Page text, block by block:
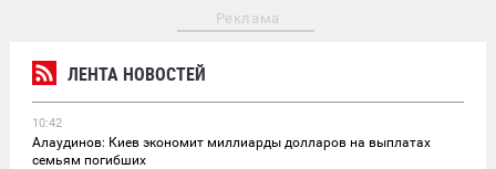
Реклама
ЛЕНТА НОВОСТЕЙ
10:42
Алаудинов: Киев экономит миллиарды долларов на выплатах
семьям погибших